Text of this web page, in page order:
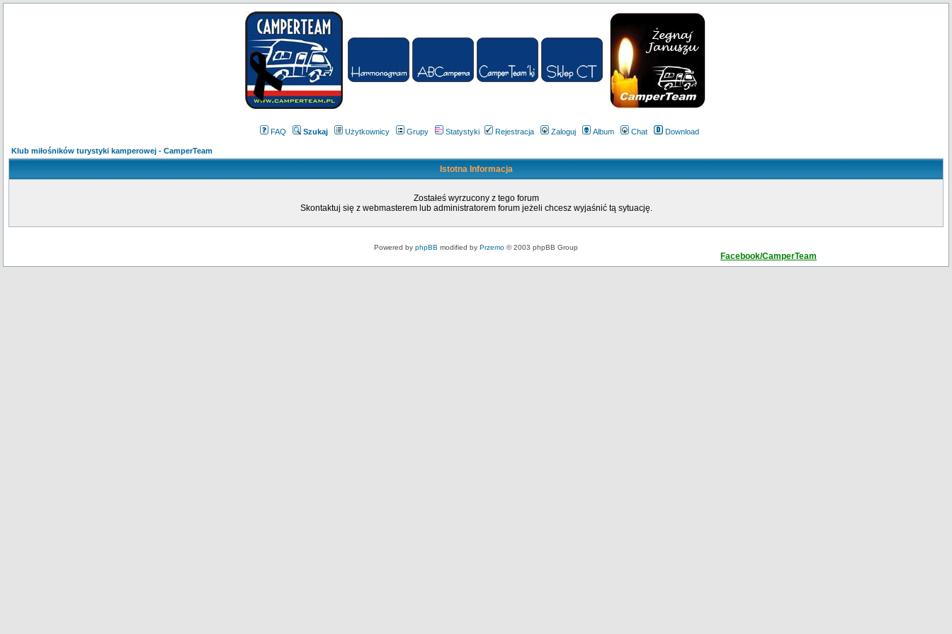
FAQ Szukaj Użytkownicy Grupy Statystyki Rejestracja Zaloguj Album Chat Download
Klub miłośników turystyki kamperowej - CamperTeam
Istotna Informacja
Zostałeś wyrzucony z tego forum
Skontaktuj się z webmasterem lub administratorem forum jeżeli chcesz wyjaśnić tą sytuację.
Powered by phpBB modified by Przemo © 2003 phpBB Group
Facebook/CamperTeam